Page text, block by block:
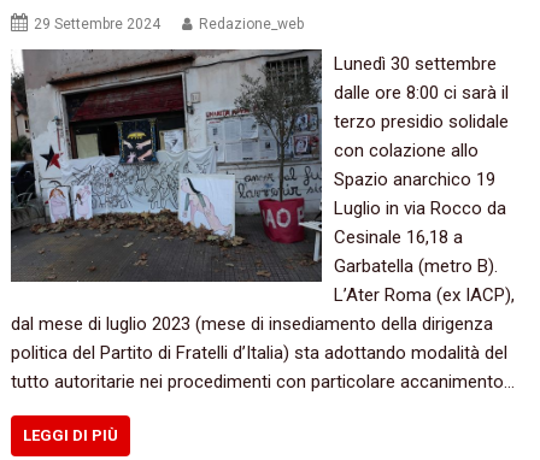
29 Settembre 2024 Redazione_web
Lunedì 30 settembre
dalle ore 8:00 ci sarà il
terzo presidio solidale
con colazione allo
Spazio anarchico 19
Luglio in via Rocco da
Cesinale 16,18 a
Garbatella (metro B).
L’Ater Roma (ex IACP),
dal mese di luglio 2023 (mese di insediamento della dirigenza
politica del Partito di Fratelli d’Italia) sta adottando modalità del
tutto autoritarie nei procedimenti con particolare accanimento…
LEGGI DI PIÙ